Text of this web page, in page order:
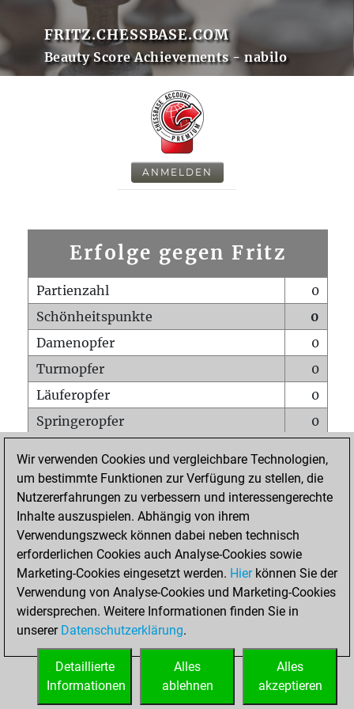
FRITZ.CHESSBASE.COM
Beauty Score Achievements - nabilo
ANMELDEN
Erfolge gegen Fritz
Partienzahl
0
Schönheitspunkte
0
Damenopfer
0
Turmopfer
0
Läuferopfer
0
Springeropfer
0
Matt auf vollem Brett
0
Bauer setzt Matt
0
Erstickte Matts
Unterverwandlungen
Türme auf der siebten
0
STARTSEITE
Wir verwenden Cookies und vergleichbare Technologien,
um bestimmte Funktionen zur Verfügung zu stellen, die
Nutzererfahrungen zu verbessern und interessengerechte
Inhalte auszuspielen. Abhängig von ihrem
Verwendungszweck können dabei neben technisch
erforderlichen Cookies auch Analyse-Cookies sowie
Marketing-Cookies eingesetzt werden. Hierkönnen Sie der
Verwendung von Analyse-Cookies und Marketing-Cookies
widersprechen. Weitere Informationen finden Sie in
unserer Datenschutzerklärung.
Alles
akzeptieren
Alles
ablehnen
Detaillierte
Informationen